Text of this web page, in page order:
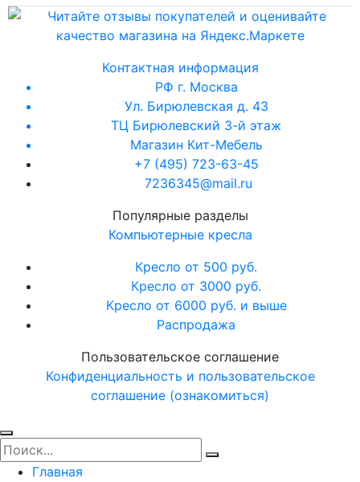
Контактная информация
РФ г. Москва
Ул. Бирюлевская д. 43
ТЦ Бирюлевский 3-й этаж
Магазин Кит-Мебель
+7 (495) 723-63-45
7236345@mail.ru
Популярные разделы
Компьютерные кресла
Кресло от 500 руб.
Кресло от 3000 руб.
Кресло от 6000 руб. и выше
Распродажа
Пользовательское соглашение
Конфиденциальность и пользовательское
соглашение (ознакомиться)
Главная